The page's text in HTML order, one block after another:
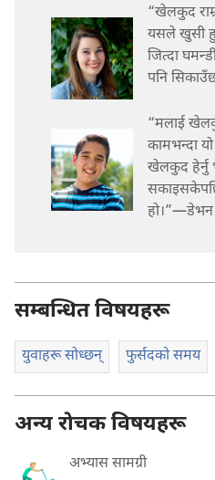
“खेलकुद
यसले खुसी
जित्दा
पनि
“मलाई
कामभन्दा
खेलकुद हेर्नु
हो।”—डेभन
सम्बन्धित विषयहरू
युवाहरू सोध्छन्‌ फुर्सदको समय
अन्य रोचक विषयहरू
अभ्यास सामग्री